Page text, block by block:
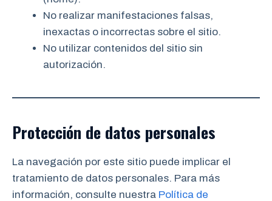
No realizar manifestaciones falsas,
inexactas o incorrectas sobre el sitio.
No utilizar contenidos del sitio sin
autorización.
Protección de datos personales
La navegación por este sitio puede implicar el
tratamiento de datos personales. Para más
información, consulte nuestra Política de